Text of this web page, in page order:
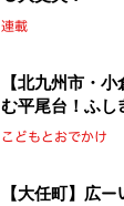
連載
【北九州市・
む平尾台！ふし
を探検しよう！
こどもとおでかけ
【大任町】広